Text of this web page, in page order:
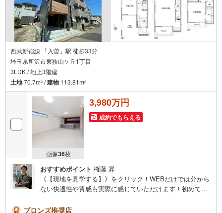
西武新宿線 「入曽」駅 徒歩33分
埼玉県所沢市東狭山ケ丘1丁目
3LDK / 地上3階建
土地70.7m2 /建物 113.81m2
画像36枚
3,980万円
成約でもらえる
おすすめポイント 権藤 昇
《【現地を見学する】》をクリック！WEBだけでは分から
ない快適性や質感も実際に感じていただけます！初めて購
説明いたします！事前に知りたい情報をいただけました
ブロンズ推奨店